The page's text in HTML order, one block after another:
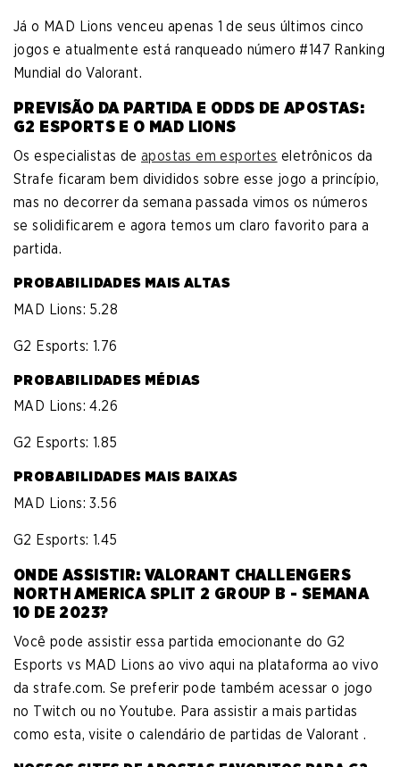
Já o MAD Lions venceu apenas 1 de seus últimos cinco
jogos e atualmente está ranqueado número #147 Ranking
Mundial do Valorant.
PREVISÃO DA PARTIDA E ODDS DE APOSTAS:
G2 ESPORTS E O MAD LIONS
Os especialistas de apostas em esportes eletrônicos da
Strafe ficaram bem divididos sobre esse jogo a princípio,
mas no decorrer da semana passada vimos os números
se solidificarem e agora temos um claro favorito para a
partida.
PROBABILIDADES MAIS ALTAS
MAD Lions: 5.28
G2 Esports: 1.76
PROBABILIDADES MÉDIAS
MAD Lions: 4.26
G2 Esports: 1.85
PROBABILIDADES MAIS BAIXAS
MAD Lions: 3.56
G2 Esports: 1.45
ONDE ASSISTIR: VALORANT CHALLENGERS
NORTH AMERICA SPLIT 2 GROUP B - SEMANA
10 DE 2023?
Você pode assistir essa partida emocionante do G2
Esports vs MAD Lions ao vivo aqui na plataforma ao vivo
da strafe.com. Se preferir pode também acessar o jogo
no Twitch ou no Youtube. Para assistir a mais partidas
como esta, visite o calendário de partidas de Valorant .